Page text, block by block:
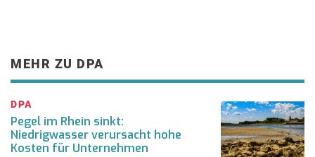
MEHR ZU DPA
DPA
Pegel im Rhein sinkt:
Niedrigwasser verursacht hohe
Kosten für Unternehmen